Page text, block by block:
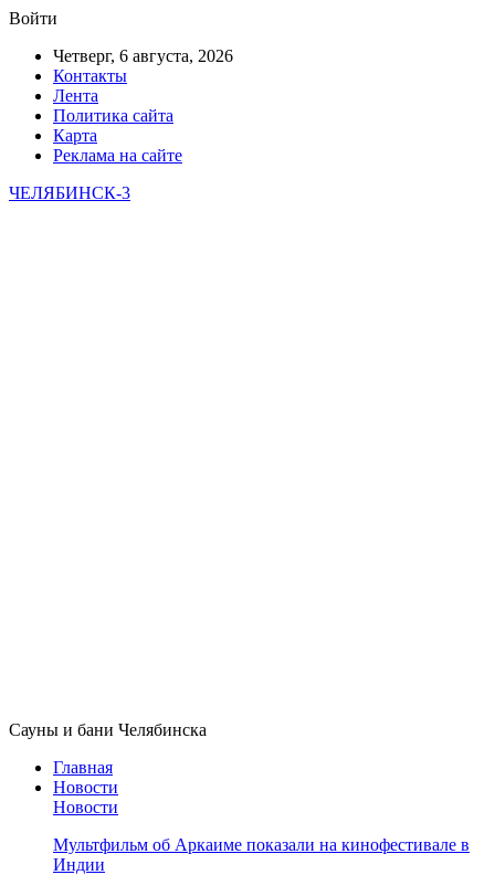
Войти
Четверг, 6 августа, 2026
Контакты
Лента
Политика сайта
Карта
Реклама на сайте
ЧЕЛЯБИНСК-3
Сауны и бани Челябинска
Главная
Новости
Новости
Мультфильм об Аркаиме показали на кинофестивале в
Индии